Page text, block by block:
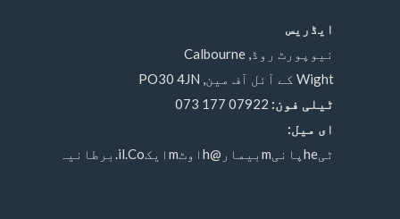
ایڈریس
نیوپورٹ روڈ, Calbourne
Wight کے آئل آف مین, PO30 4JN
ٹیلی فون:
ای میل:
ٹیheپانیmبیمار@hاوٹmایکil.Co.برطانیہ